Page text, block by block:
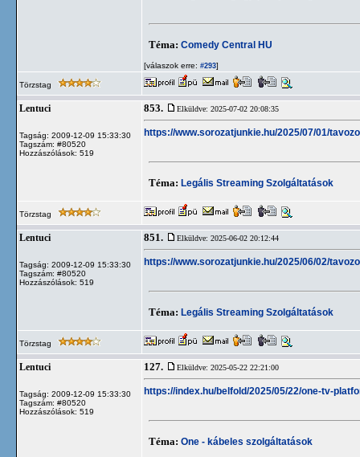
Téma: Comedy Central HU
[válaszok erre: #293]
Törzstag
Lentuci
Tagság: 2009-12-09 15:33:30
Tagszám: #80520
Hozzászólások: 519
853. Elküldve: 2025-07-02 20:08:35
https://www.sorozatjunkie.hu/2025/07/01/
Téma: Legális Streaming Szolgáltatások
Törzstag
Lentuci
Tagság: 2009-12-09 15:33:30
Tagszám: #80520
Hozzászólások: 519
851. Elküldve: 2025-06-02 20:12:44
https://www.sorozatjunkie.hu/2025/06/02/
Téma: Legális Streaming Szolgáltatások
Törzstag
Lentuci
Tagság: 2009-12-09 15:33:30
Tagszám: #80520
Hozzászólások: 519
127. Elküldve: 2025-05-22 22:21:00
https://index.hu/belfold/2025/05/22/one-tv-
Téma: One - kábeles szolgáltatások